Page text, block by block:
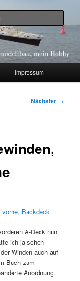
Impressum
Nächster →
vorne, Backdeck
A-Deck nun
ich ja schon
Winden auch auf
Buch zum
Anordnung.